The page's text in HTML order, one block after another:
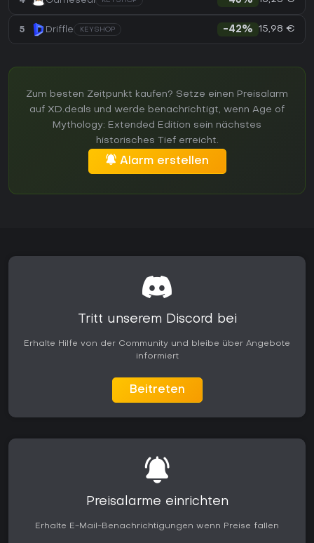
5 Driffle KEYSHOP -42% 15,98 €
Zum besten Zeitpunkt kaufen? Setze einen Preisalarm
auf XD.deals und werde benachrichtigt, wenn Age of
Mythology: Extended Edition sein nächstes
historisches Tief erreicht.
Alarm erstellen
Tritt unserem Discord bei
Erhalte Hilfe von der Community und bleibe über Angebote
informiert
Beitreten
Preisalarme einrichten
Erhalte E-Mail-Benachrichtigungen wenn Preise fallen